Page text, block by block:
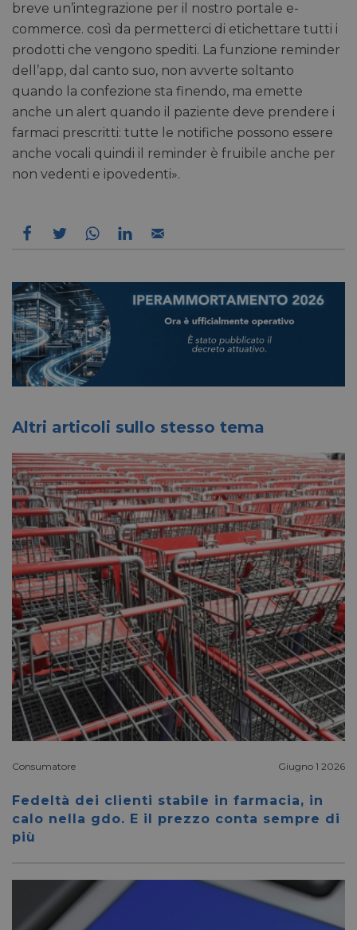
breve un’integrazione per il nostro portale e-
commerce. così da permetterci di etichettare tutti i
prodotti che vengono spediti. La funzione reminder
dell’app, dal canto suo, non avverte soltanto
quando la confezione sta finendo, ma emette
anche un alert quando il paziente deve prendere i
farmaci prescritti: tutte le notifiche possono essere
anche vocali quindi il reminder è fruibile anche per
non vedenti e ipovedenti».
Altri articoli sullo stesso tema
Consumatore Giugno 1 2026
Fedeltà dei clienti stabile in farmacia, in
calo nella gdo. E il prezzo conta sempre di
più
NOME FORNITORE
DOMINIO
SCADENZA
li_gc
LinkedIn
Corporation
5 mesi 4
settimane
_fbp
bcookie
Microsoft
Corporation
Corporation
.linkedin.com
YSC
Google LLC
.youtube.com
Sessione
__Secure-ROLLOUT_TOKEN .youtube.com
5 mesi 4
settimane
VISITOR_INFO1_LIVE
Google LLC
5 mesi 4
NOME FORNITORE
/DOMINIO
SCADENZA DESCRIZIONE
YNID
5 mesi 4
settimane